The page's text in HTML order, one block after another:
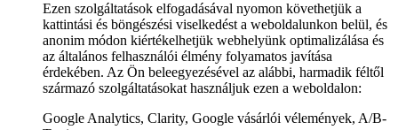
Ezen szolgáltatások elfogadásával nyomon követhetjük a
kattintási és böngészési viselkedést a weboldalunkon belül, és
anonim módon kiértékelhetjük webhelyünk optimalizálása és
az általános felhasználói élmény folyamatos javítása
érdekében. Az Ön beleegyezésével az alábbi, harmadik féltől
származó szolgáltatásokat használjuk ezen a weboldalon:
Google Analytics, Clarity, Google vásárlói vélemények, A/B-